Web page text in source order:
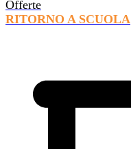
Offerte
RITORNO A SCUOLA